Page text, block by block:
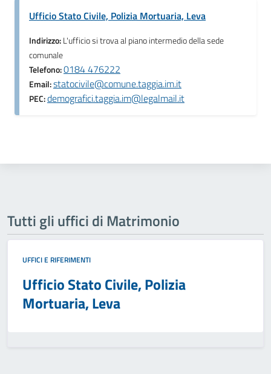
Ufficio Stato Civile, Polizia Mortuaria, Leva
Indirizzo:L'ufficio si trova al piano intermedio della sede
comunale
Telefono:0184 476222
Email:statocivile@comune.taggia.im.it
PEC:demografici.taggia.im@legalmail.it
Tutti gli uffici di Matrimonio
UFFICI E RIFERIMENTI
Ufficio Stato Civile, Polizia
Mortuaria, Leva